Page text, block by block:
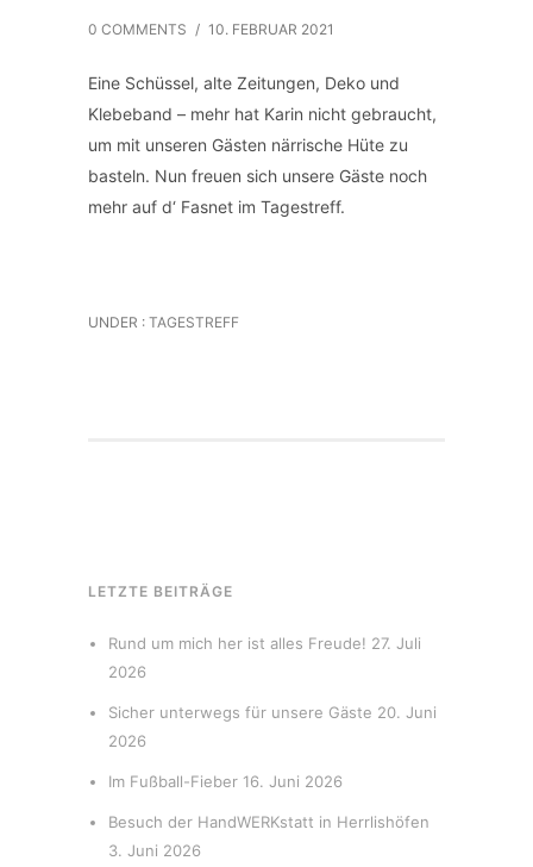
0 COMMENTS / 10. FEBRUAR 2021
Eine Schüssel, alte Zeitungen, Deko und
Klebeband – mehr hat Karin nicht gebraucht,
um mit unseren Gästen närrische Hüte zu
basteln. Nun freuen sich unsere Gäste noch
mehr auf d‘ Fasnet im Tagestreff.
UNDER : TAGESTREFF
LETZTE BEITRÄGE
Rund um mich her ist alles Freude! 27. Juli
2026
Sicher unterwegs für unsere Gäste 20. Juni
2026
Im Fußball-Fieber 16. Juni 2026
Besuch der HandWERKstatt in Herrlishöfen
3. Juni 2026